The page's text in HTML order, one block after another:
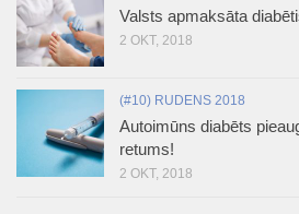
Valsts apmaksāta
2 OKT, 2018
(#10) RUDENS 2018
Autoimūns diabēts
retums!
2 OKT, 2018